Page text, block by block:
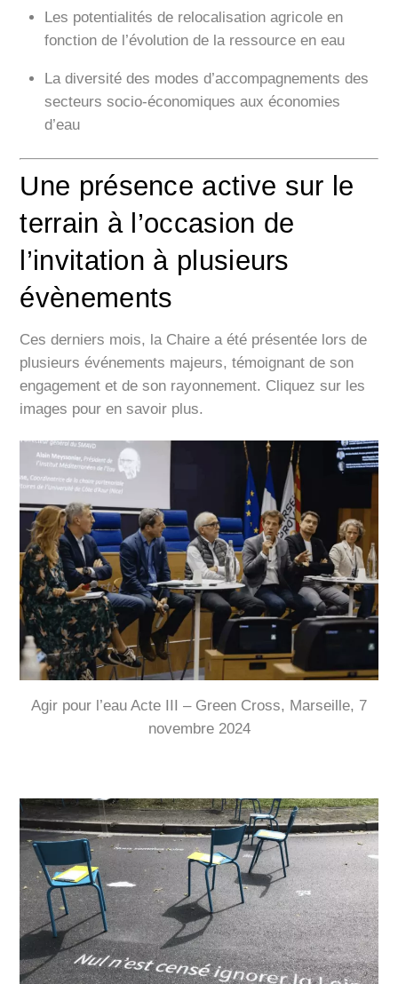
Les potentialités de relocalisation agricole en
fonction de l’évolution de la ressource en eau
La diversité des modes d’accompagnements des
secteurs socio-économiques aux économies
d’eau
Une présence active sur le
terrain à l’occasion de
l’invitation à plusieurs
évènements
Ces derniers mois, la Chaire a été présentée lors de
plusieurs événements majeurs, témoignant de son
engagement et de son rayonnement. Cliquez sur les
images pour en savoir plus.
Agir pour l’eau Acte III – Green Cross, Marseille, 7
novembre 2024